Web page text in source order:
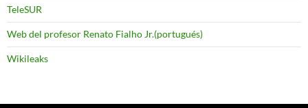
TeleSUR
Web del profesor Renato Fialho Jr.(portugués)
Wikileaks